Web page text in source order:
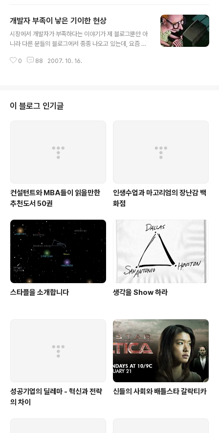
관련된 좋은 사이트를 알고 계신 분들은 트랙백이나 댓글을 달아주시면 좋을 것
같습니다.
개발자 부족이 낳은 기이한 현상
시장에서 개발자가 부족하다는 이야기가 제 블로그뿐만 아
니라 다른 분들의 블로그에서 종종 나오고 있는데, 요즘 인
래로 한번도 겪어보지 못한 상황이라고 합니다. 그간 인력
분야의 개발자 임금이 낮은 편에 속해서 한동안 많은 분들
이 IT를 떠났는데, 이런 현상으로 인해 개발자의 단가가 단
에서 많은 문제점을 만들고 있다고 생각합니..
0 88 2007. 10. 16.
이 블로그 인기글
컨설턴트와 MBA들이 읽을만한
추천도서 50권
인생수업과 마고리엄의 장난감 백
화점
스타플을 소개합니다 생각을 Show 하라
성공기업의 딜레마 - 혁신과 전략
의 차이
신들의 사회와 배틀스타 갈락티카